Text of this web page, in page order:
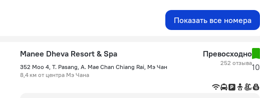
Показать все номера
Manee Dheva Resort & Spa
352 Moo 4, T. Pasang, A. Mae Chan Chiang Rai, Мэ Чан
8,4 км от центра Мэ Чана
Превосходно
252 отзыва10